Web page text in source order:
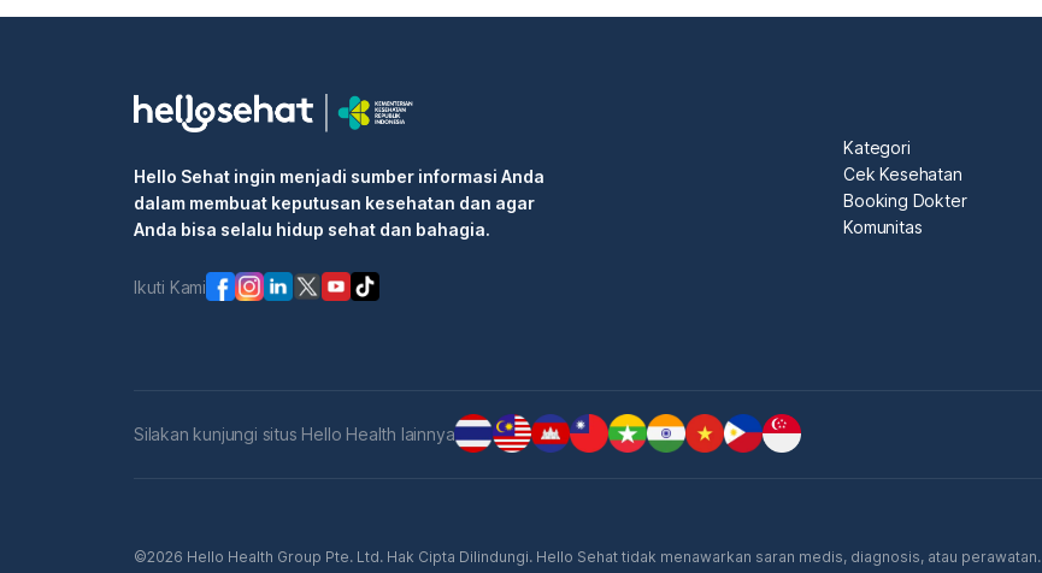
Hello Sehat ingin menjadi sumber informasi Anda
dalam membuat keputusan kesehatan dan agar
Anda bisa selalu hidup sehat dan bahagia.
Ikuti Kami
Kategori
Cek Kesehatan
Booking Dokter
Komunitas
Silakan kunjungi situs Hello Health lainnya
©2026 Hello Health Group Pte. Ltd. Hak Cipta Dilindungi. Hello Sehat tidak menawarkan saran medis, diagnosis, atau perawatan.